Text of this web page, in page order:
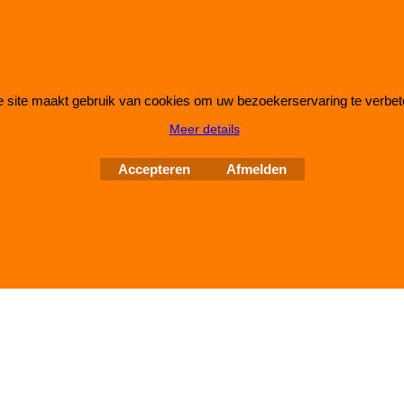
software.
site maakt gebruik van cookies om uw bezoekerservaring te
Meer details
Accepteren Afmelden